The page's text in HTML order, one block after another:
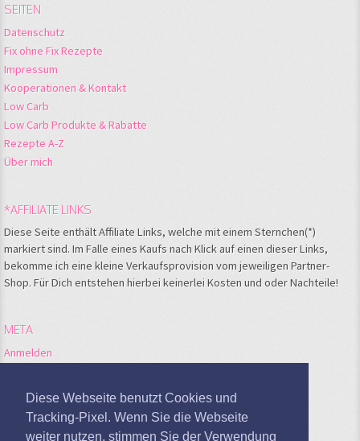
Diese Webseite benutzt Cookies und
Tracking-Pixel. Wenn Sie die Webseite
weiter nutzen, stimmen Sie der Verwendung
SEITEN
Datenschutz
Fix ohne Fix Rezepte
Impressum
Kooperationen & Kontakt
Low Carb
Low Carb Produkte & Rabatte
Rezepte A-Z
Über mich
*AFFILIATE LINKS
Diese Seite enthält Affiliate Links, welche mit einem Sternchen(*)
markiert sind. Im Falle eines Kaufs nach Klick auf einen dieser Links,
bekomme ich eine kleine Verkaufsprovision vom jeweiligen Partner-
Shop. Für Dich entstehen hierbei keinerlei Kosten und oder Nachteile!
META
Anmelden
Kommentare-Feed